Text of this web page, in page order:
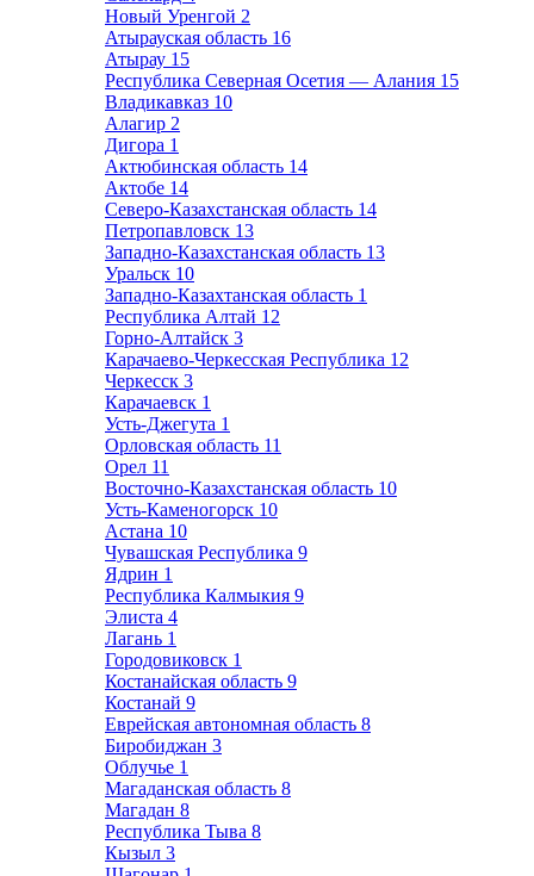
Новый Уренгой 2
Атырауская область 16
Атырау 15
Республика Северная Осетия — Алания 15
Владикавказ 10
Алагир 2
Дигора 1
Актюбинская область 14
Актобе 14
Северо-Казахстанская область 14
Петропавловск 13
Западно-Казахстанская область 13
Уральск 10
Западно-Казахтанская область 1
Республика Алтай 12
Горно-Алтайск 3
Карачаево-Черкесская Республика 12
Черкесск 3
Карачаевск 1
Усть-Джегута 1
Орловская область 11
Орел 11
Восточно-Казахстанская область 10
Усть-Каменогорск 10
Астана 10
Чувашская Республика 9
Ядрин 1
Республика Калмыкия 9
Элиста 4
Лагань 1
Городовиковск 1
Костанайская область 9
Костанай 9
Еврейская автономная область 8
Биробиджан 3
Облучье 1
Магаданская область 8
Магадан 8
Республика Тыва 8
Кызыл 3